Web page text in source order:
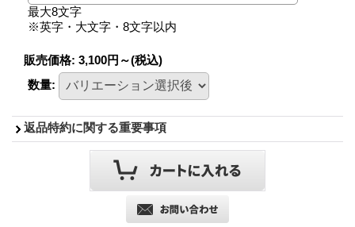
最大8文字
※英字・大文字・8文字以内
販売価格: 3,100円～(税込)
数量:
返品特約に関する重要事項